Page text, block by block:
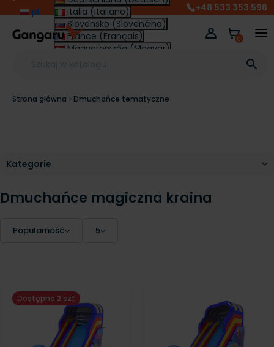
pl
Italia (Italiano)
Slovensko (Slovenčina)
France (Français)
Magyarország (Magyar)
+48 533 353 596

0
Strona główna Dmuchańce tematyczne
Dmuchańce magiczna kraina
Popularność 5
Dostępne 2 szt